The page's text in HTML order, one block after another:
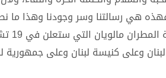
هي رسالتنا وسر وجودنا وهذا ما
وعلى كنيسة لبنان وعلى